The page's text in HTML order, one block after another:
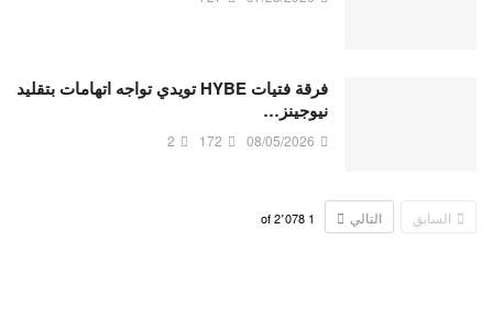
فرقة فتيات HYBE تويدي تواجه اتهامات بتقليد
نيوجينز…
08/05/2026
172
2
السابق التالي 1 2٬078